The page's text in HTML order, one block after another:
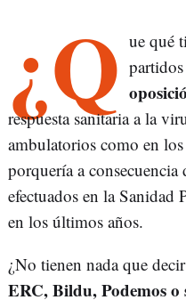
¿Q ue qué
respuesta sanitaria a la
ambulatorios como en
porquería a consecuencia
efectuados en la
en los últimos años.
¿No tienen nada que
ERC, Bildu, Podemos o